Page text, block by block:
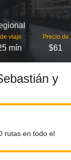
viaje
mín
Precio de
$61
y
rutas en todo el